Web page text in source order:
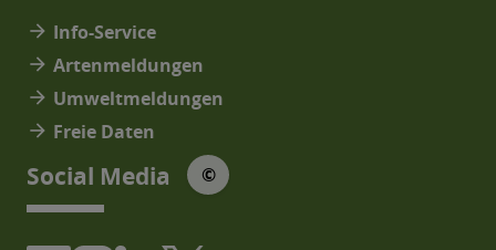
arrow_forward Info-Service
arrow_forward Artenmeldungen
arrow_forward Umweltmeldungen
arrow_forward Freie Daten
Social Media © © Social Media Icons: jam-